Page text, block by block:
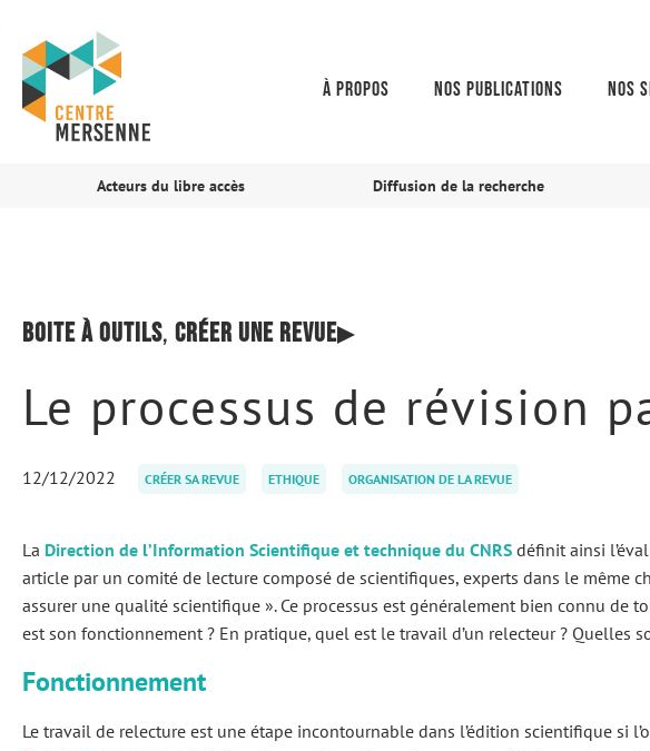
À propos Nos publications Nos
Acteurs du libre accès Diffusion de la recherche
Boite à outils, Créer une revue
Le processus de révision
12/12/2022 CRÉER SA REVUE ETHIQUE ORGANISATION DE LA REVUE
La Direction de l’Information Scientifique et technique du CNRS définit ainsi
article par un comité de lecture composé de scientifiques, experts dans le même
assurer une qualité scientifique ». Ce processus est généralement bien connu de
est son fonctionnement ? En pratique, quel est le travail d’un relecteur ? Quelles
Fonctionnement
Le travail de relecture est une étape incontournable dans l’édition scientifique si